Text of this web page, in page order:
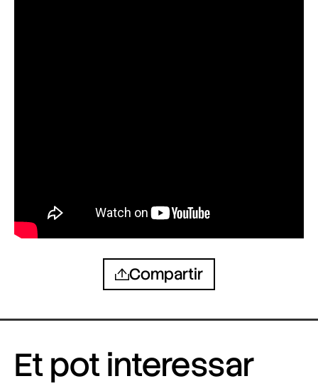
Compartir
Et pot interessar